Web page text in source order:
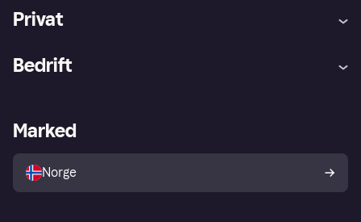
Privat
Utforsk butikker
Bedrift
Merchant portal
Marked
Norge